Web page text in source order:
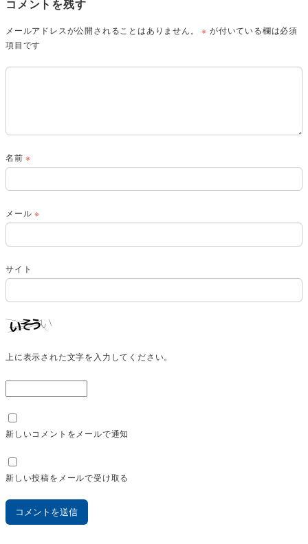
コメントを残す
メールアドレスが公開されることはありません。 ※ が付いている欄は必須
項目です
名前※
メール※
サイト
上に表示された文字を入力してください。
新しいコメントをメールで通知
新しい投稿をメールで受け取る